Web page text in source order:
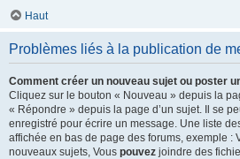
Haut
Problèmes liés à la publication de
Comment créer un nouveau sujet ou poster
Cliquez sur le bouton « Nouveau » depuis la
« Répondre » depuis la page d’un sujet. Il se
enregistré pour écrire un message. Une liste
affichée en bas de page des forums, exemple :
nouveaux sujets, Vous pouvez joindre des